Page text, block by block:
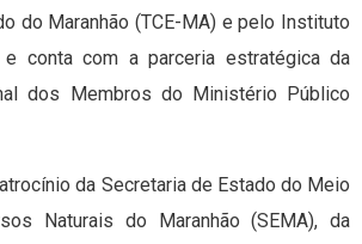
do Maranhão (TCE-MA) e pelo Instituto
e conta com a parceria estratégica da
dos Membros do Ministério Público
da Secretaria de Estado do Meio
Naturais do Maranhão (SEMA), da